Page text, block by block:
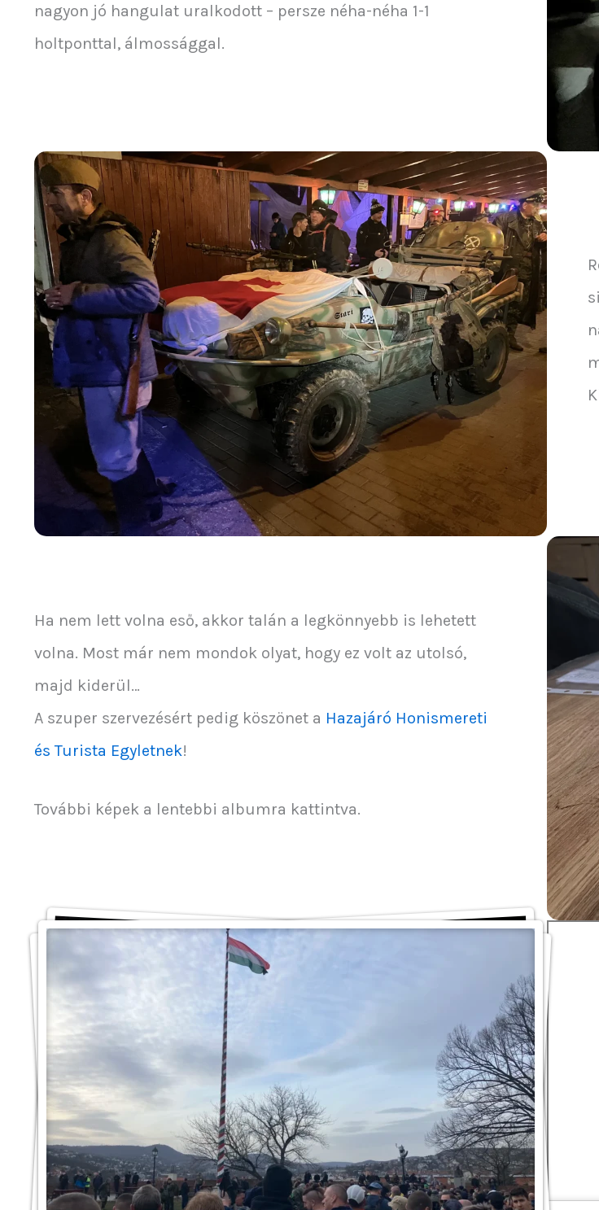
nagyon jó hangulat uralkodott – persze néha-néha 1-1
holtponttal, álmossággal.
Ha nem lett volna eső, akkor talán a legkönnyebb is lehetett
volna. Most már nem mondok olyat, hogy ez volt az utolsó,
majd kiderül…
A szuper szervezésért pedig köszönet a Hazajáró Honismereti
és Turista Egyletnek!
További képek a lentebbi albumra kattintva.